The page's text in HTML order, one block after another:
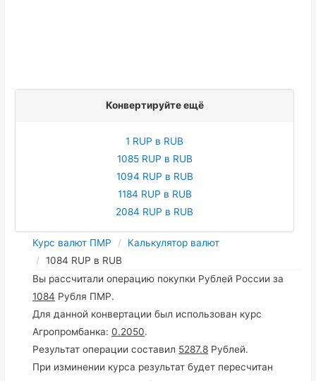
Конвертируйте ещё
1 RUP в RUB
1085 RUP в RUB
1094 RUP в RUB
1184 RUP в RUB
2084 RUP в RUB
Курс валют ПМР
Калькулятор валют
1084 RUP в RUB
Вы рассчитали операцию покупки Рублей России за
1084 Рубля ПМР.
Для данной конвертации был использован курс
Агропромбанка:0.2050.
Результат операции составил 5287.8 Рублей.
При изминении курса результат будет пересчитан